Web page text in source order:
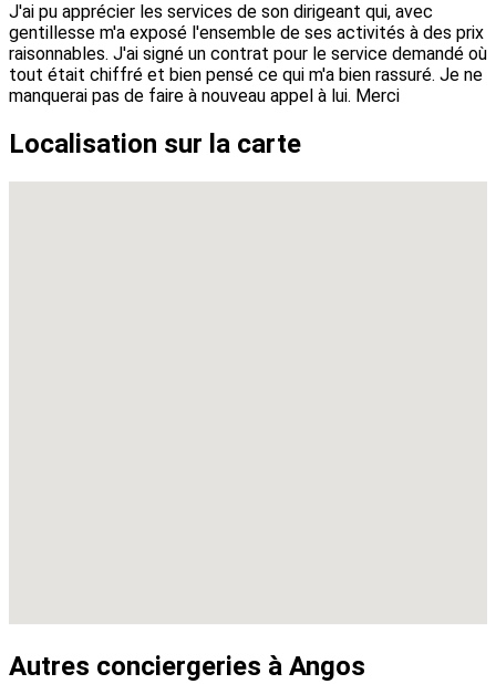
J'ai pu apprécier les services de son dirigeant qui, avec
gentillesse m'a exposé l'ensemble de ses activités à des prix
raisonnables. J'ai signé un contrat pour le service demandé où
tout était chiffré et bien pensé ce qui m'a bien rassuré. Je ne
manquerai pas de faire à nouveau appel à lui. Merci
Localisation sur la carte
Autres conciergeries à Angos